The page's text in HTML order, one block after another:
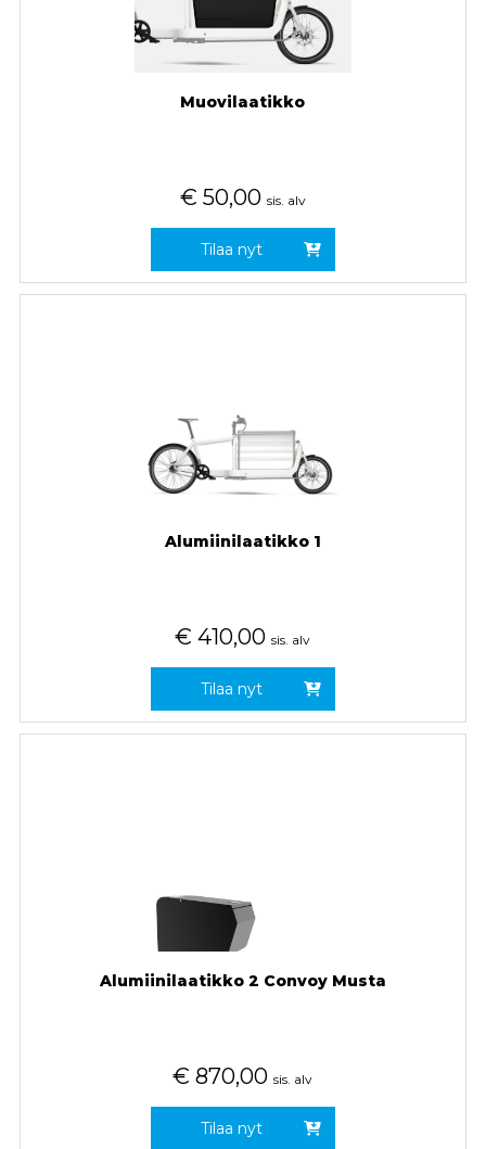
Muovilaatikko
€ 50,00 sis. alv
Tilaa nyt
Alumiinilaatikko 1
€ 410,00 sis. alv
Tilaa nyt
Alumiinilaatikko 2 Convoy Musta
€ 870,00 sis. alv
Tilaa nyt